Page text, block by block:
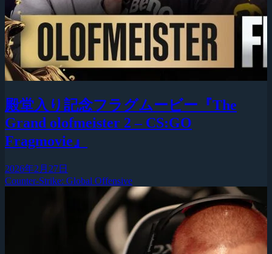
殿堂入り記念フラグムービー『The
Grand olofmeister 2 – CS:GO
Fragmovie』
2026年2月27日
Counter-Strike: Global Offensive